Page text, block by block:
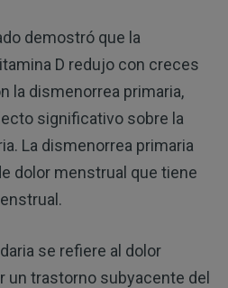
demostró que la
D redujo con creces
la dismenorrea primaria,
significativo sobre la
La dismenorrea primaria
dolor menstrual que tiene
se refiere al dolor
un trastorno subyacente del